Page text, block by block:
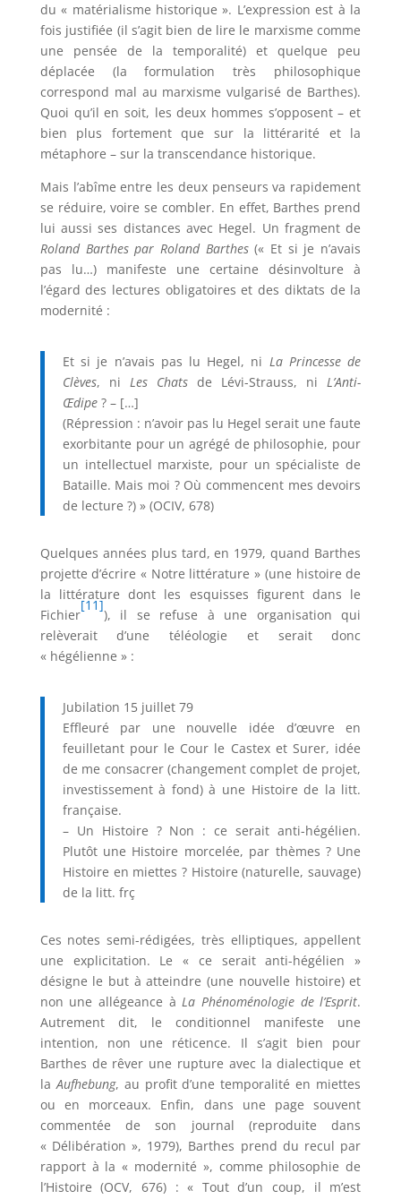
du « matérialisme historique ». L’expression est à la
fois justifiée (il s’agit bien de lire le marxisme comme
une pensée de la temporalité) et quelque peu
déplacée (la formulation très philosophique
correspond mal au marxisme vulgarisé de Barthes).
Quoi qu’il en soit, les deux hommes s’opposent – et
bien plus fortement que sur la littérarité et la
métaphore – sur la transcendance historique.
Mais l’abîme entre les deux penseurs va rapidement
se réduire, voire se combler. En effet, Barthes prend
lui aussi ses distances avec Hegel. Un fragment de
Roland Barthes par Roland Barthes(« Et si je n’avais
pas lu…) manifeste une certaine désinvolture à
l’égard des lectures obligatoires et des diktats de la
modernité :
Et si je n’avais pas lu Hegel, ni La Princesse de
Clèves, ni Les Chatsde Lévi-Strauss, niL’Anti-
Œdipe? – […]
(Répression : n’avoir pas lu Hegel serait une faute
exorbitante pour un agrégé de philosophie, pour
un intellectuel marxiste, pour un spécialiste de
Bataille. Mais moi ? Où commencent mes devoirs
de lecture ?) » (OCIV, 678)
Quelques années plus tard, en 1979, quand Barthes
projette d’écrire « Notre littérature » (une histoire de
la littérature dont les esquisses figurent dans le
Fichier
[11]
), il se refuse à une organisation qui
relèverait d’une téléologie et serait donc
« hégélienne » :
Jubilation 15 juillet 79
Effleuré par une nouvelle idée d’œuvre en
feuilletant pour le Cour le Castex et Surer, idée
de me consacrer (changement complet de projet,
investissement à fond) à une Histoire de la litt.
française.
– Un Histoire ? Non : ce serait anti-hégélien.
Plutôt une Histoire morcelée, par thèmes ? Une
Histoire en miettes ? Histoire (naturelle, sauvage)
de la litt. frç
Ces notes semi-rédigées, très elliptiques, appellent
une explicitation. Le « ce serait anti-hégélien »
désigne le but à atteindre (une nouvelle histoire) et
non une allégeance àLa Phénoménologie de l’Esprit.
Autrement dit, le conditionnel manifeste une
intention, non une réticence. Il s’agit bien pour
Barthes de rêver une rupture avec la dialectique et
laAufhebung, au profit d’une temporalité en miettes
ou en morceaux. Enfin, dans une page souvent
commentée de son journal (reproduite dans
« Délibération », 1979), Barthes prend du recul par
rapport à la « modernité », comme philosophie de
l’Histoire (OCV, 676) : « Tout d’un coup, il m’est